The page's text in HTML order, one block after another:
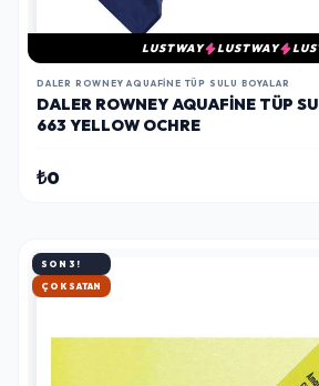
LUSTWAY LUSTWAY
DALER ROWNEY AQUAFINE TÜP SULU BOYALAR
DALER ROWNEY AQUAFINE TÜP
663 YELLOW OCHRE
₺0
SON 3!
HIZLI KARGO